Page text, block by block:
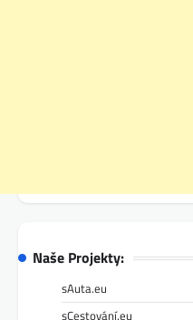
Naše Projekty:
sAuta.eu
sCestování.eu